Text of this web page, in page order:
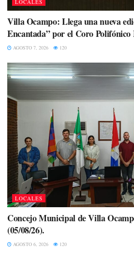
LOCALES
Villa Ocampo: Llega una nueva
Encantada” por el Coro
AGOSTO 7, 2026 120
LOCALES
Concejo Municipal de Villa
(05/08/26).
AGOSTO 6, 2026 120